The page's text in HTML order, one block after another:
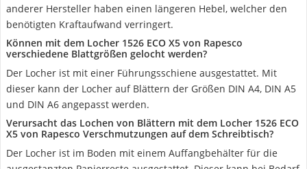
anderer Hersteller haben einen längeren Hebel, welcher den
benötigten Kraftaufwand verringert.
Können mit dem Locher 1526 ECO X5 von Rapesco
verschiedene Blattgrößen gelocht werden?
Der Locher ist mit einer Führungsschiene ausgestattet. Mit
dieser kann der Locher auf Blättern der Größen DIN A4, DIN A5
und DIN A6 angepasst werden.
Verursacht das Lochen von Blättern mit dem Locher 1526 ECO
X5 von Rapesco Verschmutzungen auf dem Schreibtisch?
Der Locher ist im Boden mit einem Auffangbehälter für die